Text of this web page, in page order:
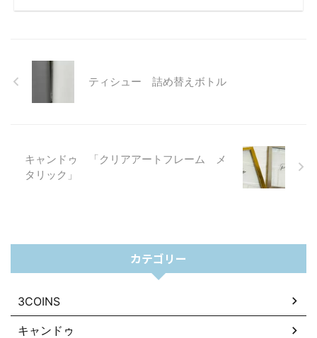
ティシュー 詰め替えボトル
キャンドゥ 「クリアアートフレーム メ
タリック」
カテゴリー
3COINS
キャンドゥ